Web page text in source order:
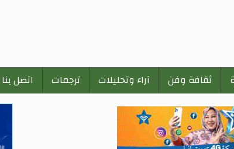
ثقافة وفن آراء وتحليلات ترجمات اتصل بنا